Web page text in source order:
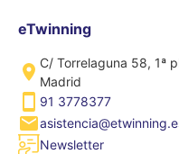
eTwinning
C/ Torrelaguna 58, 1ª
Madrid
91 3778377
Newsletter